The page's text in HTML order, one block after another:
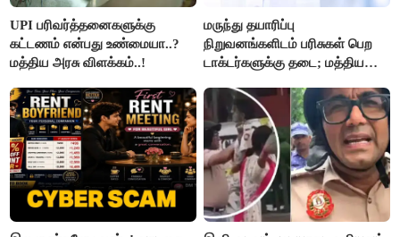
UPI பரிவர்த்தனைகளுக்கு
கட்டணம் என்பது உண்மையா..?
மத்திய அரசு விளக்கம்..!
மருந்து தயாரிப்பு
நிறுவனங்களிடம் பரிசுகள் பெற
டாக்டர்களுக்கு தடை; மத்திய